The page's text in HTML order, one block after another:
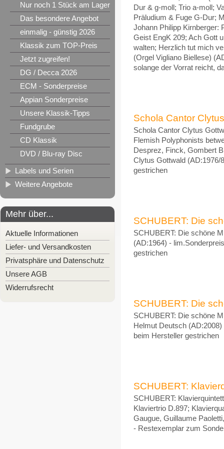
Nur noch 1 Stück am Lager
Das besondere Angebot
einmalig - günstig 2026
Klassik zum TOP-Preis
Jetzt zugreifen!
DG / Decca 2026
ECM - Sonderpreise
Appian Sonderpreise
Unsere Klassik-Tipps
Fundgrube
CD Klassik
DVD / Blu-ray Disc
Labels und Serien
Weitere Angebote
Mehr über...
Aktuelle Informationen
Liefer- und Versandkosten
Privatsphäre und Datenschutz
Unsere AGB
Widerrufsrecht
Dur & g-moll; Trio a-moll;
Präludium & Fuge G-Dur;
Johann Philipp Kirnberger:
Geist EngK 209; Ach Gott
walten; Herzlich tut mich
(Orgel Vigliano Biellese)
solange der Vorrat reicht,
Schola Cantor
Schola Cantor Clytus
Flemish Polyphonists
Desprez, Finck, Gombert
Clytus Gottwald (AD:1976/
gestrichen
SCHUBERT: Die
SCHUBERT: Die schöne
(AD:1964) -
gestrichen
SCHUBERT: Die
SCHUBERT: Die schöne
Helmut Deutsch
beim Hersteller gestrichen
SCHUBERT:
SCHUBERT:
Klaviertrio D.897;
Gaugue, Guillaume
- Restexemplar zum